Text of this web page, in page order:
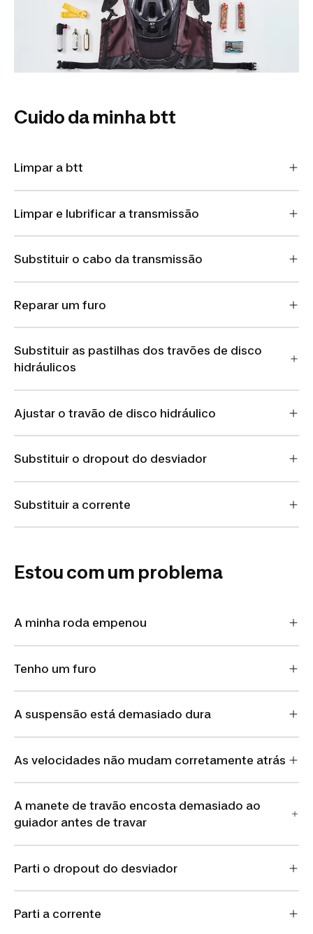
Cuido da minha btt
Limpar a btt
Limpar e lubrificar a transmissão
Substituir o cabo da transmissão
Reparar um furo
Substituir as pastilhas dos travões de disco
hidráulicos
Ajustar o travão de disco hidráulico
Substituir o dropout do desviador
Substituir a corrente
Estou com um problema
A minha roda empenou
Tenho um furo
A suspensão está demasiado dura
As velocidades não mudam corretamente atrás
A manete de travão encosta demasiado ao
guiador antes de travar
Parti o dropout do desviador
Parti a corrente